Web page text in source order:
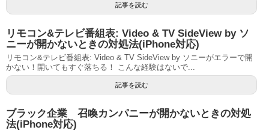
記事を読む
リモコン&テレビ番組表: Video & TV SideView by ソ
ニーが開かないときの対処法(iPhone対応)
リモコン&テレビ番組表: Video & TV SideView by ソニーがエラーで開
かない！開いてもすぐ落ちる！ こんな経験はないで...
記事を読む
ブラック企業 召喚カンパニーが開かないときの対処
法(iPhone対応)